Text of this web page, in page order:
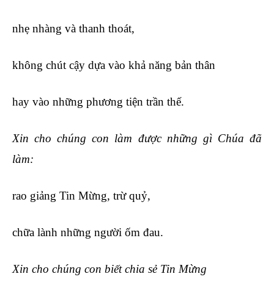
nhẹ nhàng và thanh thoát,
không chút cậy dựa vào khả năng bản thân
hay vào những phương tiện trần thế.
Xin cho chúng con làm được những gì Chúa đã
làm:
rao giảng Tin Mừng, trừ quỷ,
chữa lành những người ốm đau.
Xin cho chúng con biết chia sẻ Tin Mừng